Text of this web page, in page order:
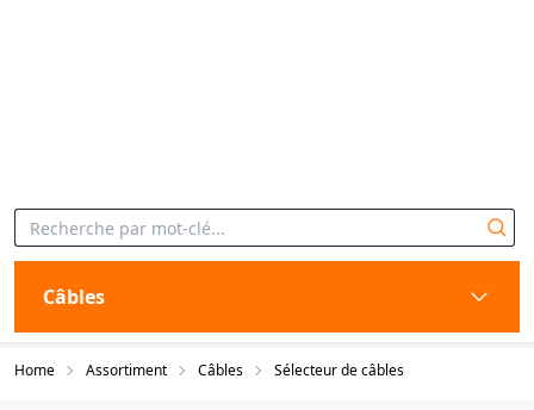
Câbles
Home Assortiment Câbles Sélecteur de câbles